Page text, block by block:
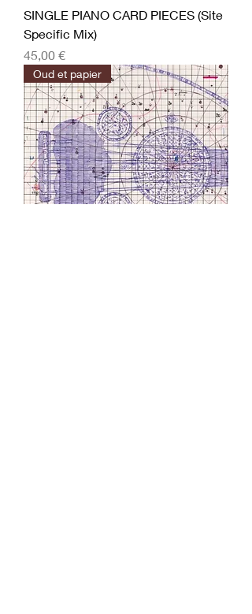
SINGLE PIANO CARD PIECES (Site
Specific Mix)
Prix
45,00 €
Oud et papier